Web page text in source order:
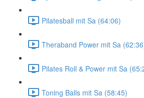
Pilatesball mit Sa (64:06)
Theraband Power mit Sa
Pilates Roll & Power mit Sa
Toning Balls mit Sa (58:45)